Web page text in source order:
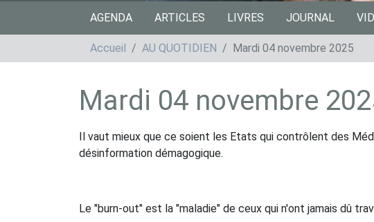
AGENDA ARTICLES LIVRES JOURNAL
Accueil
AU QUOTIDIEN Mardi 04 novembre 2025
Mardi 04 novembre
Il vaut mieux que ce soient les Etats qui contrôlent des
désinformation démagogique.
Le "burn-out" est la "maladie" de ceux qui n'ont jamais dû